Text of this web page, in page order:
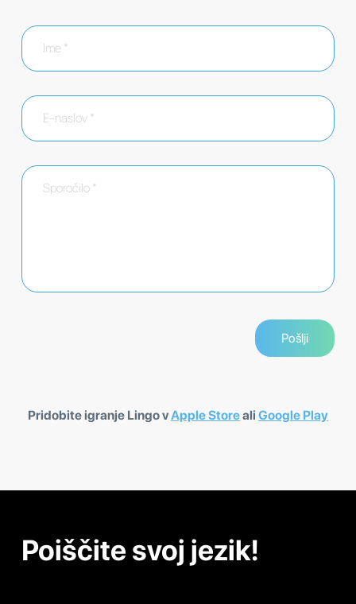
Pridobite igranje Lingo vApple Storeali Google Play
Poiščite svoj jezik!